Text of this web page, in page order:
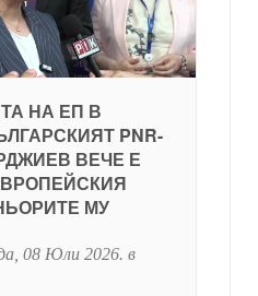
НА ЕП В
PNR-
ВЕЧЕ Е
МУ
08 Юли 2026. в